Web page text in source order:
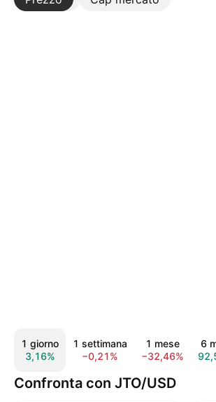
1 giorno
3,16%
1 settimana
−0,21%
1 mese
−32,46%
6
Confronta con JTO/USD